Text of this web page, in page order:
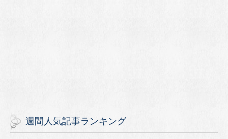
週間人気記事ランキング